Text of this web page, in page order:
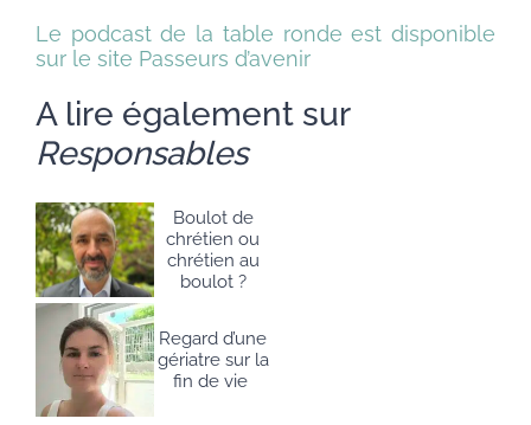
Le podcast de la table ronde est disponible
sur le site Passeurs d’avenir
A lire également sur
Responsables
Boulot de
chrétien ou
chrétien au
boulot ?
Regard d’une
gériatre sur la
fin de vie